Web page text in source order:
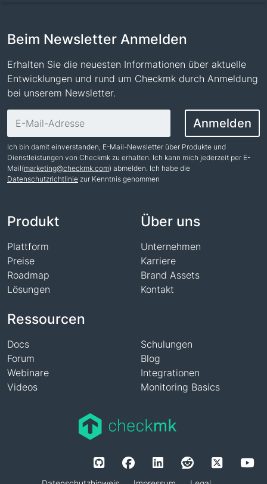
Beim Newsletter Anmelden
Erhalten Sie die neuesten Informationen über aktuelle
Entwicklungen und rund um Checkmk durch Anmeldung
bei unserem Newsletter.
Anmelden
Ich bin damit einverstanden, E-Mail-Newsletter über Produkte und
Dienstleistungen von Checkmk zu erhalten. Ich kann mich jederzeit per E-
Mail(marketing@checkmk.com) abmelden. Ich habe die
Datenschutzrichtlinie zur Kenntnis genommen
Produkt
Plattform
Preise
Roadmap
Lösungen
Ressourcen
Docs
Forum
Webinare
Videos
Schulungen
Blog
Integrationen
Monitoring Basics
Über uns
Unternehmen
Karriere
Brand Assets
Kontakt